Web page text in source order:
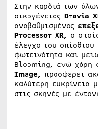
Στην καρδιά των
οικογένειας Bravia
αναβαθμισμένος
Processor XR, o
έλεγχο του
φωτεινότητα και
Blooming, ενώ χάρη
Image, προσφέρει
καλύτερη
στις σκηνές με